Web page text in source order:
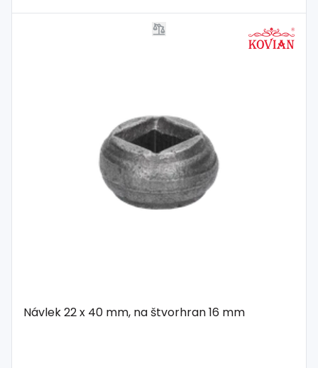
Návlek 22 x 40 mm, na štvorhran 16 mm